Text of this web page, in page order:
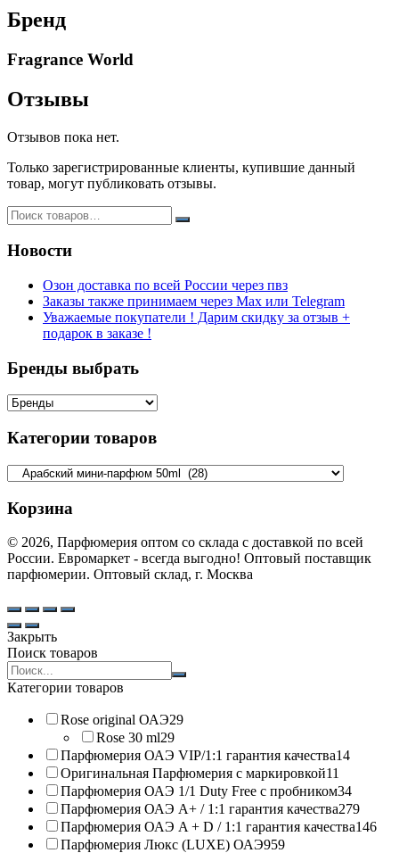
ml
оригинал
Бренд
Fragrance World
Отзывы
Отзывов пока нет.
Только зарегистрированные клиенты, купившие данный
товар, могут публиковать отзывы.
Новости
Озон доставка по всей России через пвз
Заказы также принимаем через Max или Telegram
Уважаемые покупатели ! Дарим скидку за отзыв +
подарок в заказе !
Бренды выбрать
Категории товаров
Корзина
© 2026, Парфюмерия оптом со склада с доставкой по всей
России. Евромаркет - всегда выгодно! Оптовый поставщик
парфюмерии. Оптовый склад, г. Москва
Закрыть
Поиск товаров
Search
products:
Категории товаров
Rose original ОАЭ29
Rose 30 ml29
Парфюмерия ОАЭ VIP/1:1 гарантия качества14
Оригинальная Парфюмерия с маркировкой11
Парфюмерия ОАЭ 1/1 Duty Free с пробником34
Парфюмерия ОАЭ A+ / 1:1 гарантия качества279
Парфюмерия ОАЭ A + D / 1:1 гарантия качества146
Парфюмерия Люкс (LUXE) ОАЭ959